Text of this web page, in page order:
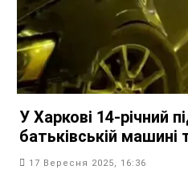
У Харкові 14-річний
батьківській
17 Вересня 2025, 16:36